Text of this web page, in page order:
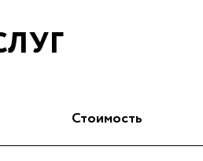
Стоимость